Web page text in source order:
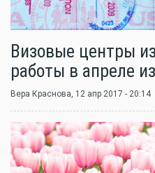
Визовые центры
работы в апреле
Вера Краснова, 12 апр 2017 - 20:14